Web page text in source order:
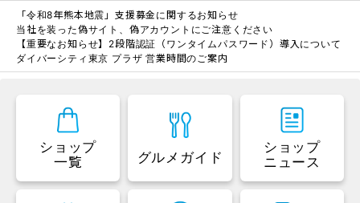
「令和8年熊本地震」支援募金に関するお知らせ
当社を装った偽サイト、偽アカウントにご注意ください
【重要なお知らせ】2段階認証（ワンタイムパスワード）導入について
ダイバーシティ東京 プラザ 営業時間のご案内
ショップ
一覧 グルメガイド
ショップ
ニュース